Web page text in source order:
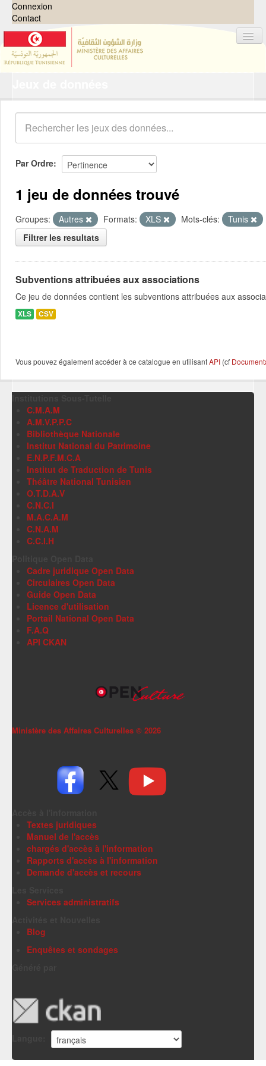
Connexion
Contact
Organisations
Groupes
Demandes 0
À propos
Par Ordre
1 jeu de données trouvé
Groupes: Autres Formats: XLS Mots-clés:
Tunis
Filtrer les resultats
Subventions attribuées aux associations
Ce jeu de données contient les subventions attribuées aux
XLS CSV
Vous pouvez également accéder à ce catalogue en utilisantAPI (cf
C.M.A.M
A.M.V.P.P.C
Bibliothèque Nationale
Institut National du Patrimoine
E.N.P.F.M.C.A
Institut de Traduction de Tunis
Théâtre National Tunisien
O.T.D.A.V
C.N.C.I
M.A.C.A.M
C.N.A.M
C.C.I.H
Cadre juridique Open Data
Circulaires Open Data
Guide Open Data
Licence d'utilisation
Portail National Open Data
F.A.Q
API CKAN
Ministère des Affaires Culturelles © 2026
Textes juridiques
Manuel de l'accès
chargés d'accès à l'information
Rapports d'accès à l'information
Demande d'accès et recours
Services administratifs
Blog
Enquêtes et sondages